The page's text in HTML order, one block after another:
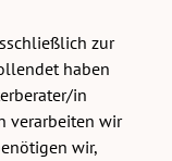
zur
haben
in
verarbeiten wir
wir,